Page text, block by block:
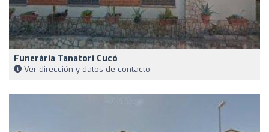
Funerària Tanatori Cucó
Ver dirección y datos de contacto